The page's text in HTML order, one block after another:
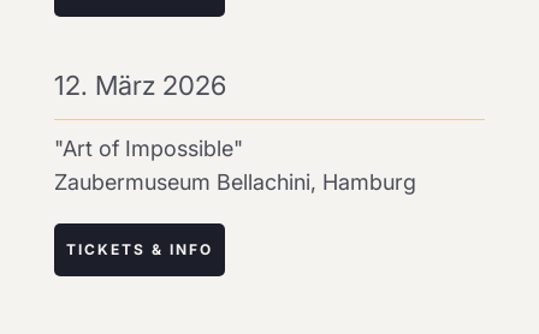
12. März 2026
"Art of Impossible"
Zaubermuseum Bellachini, Hamburg
TICKETS & INFO